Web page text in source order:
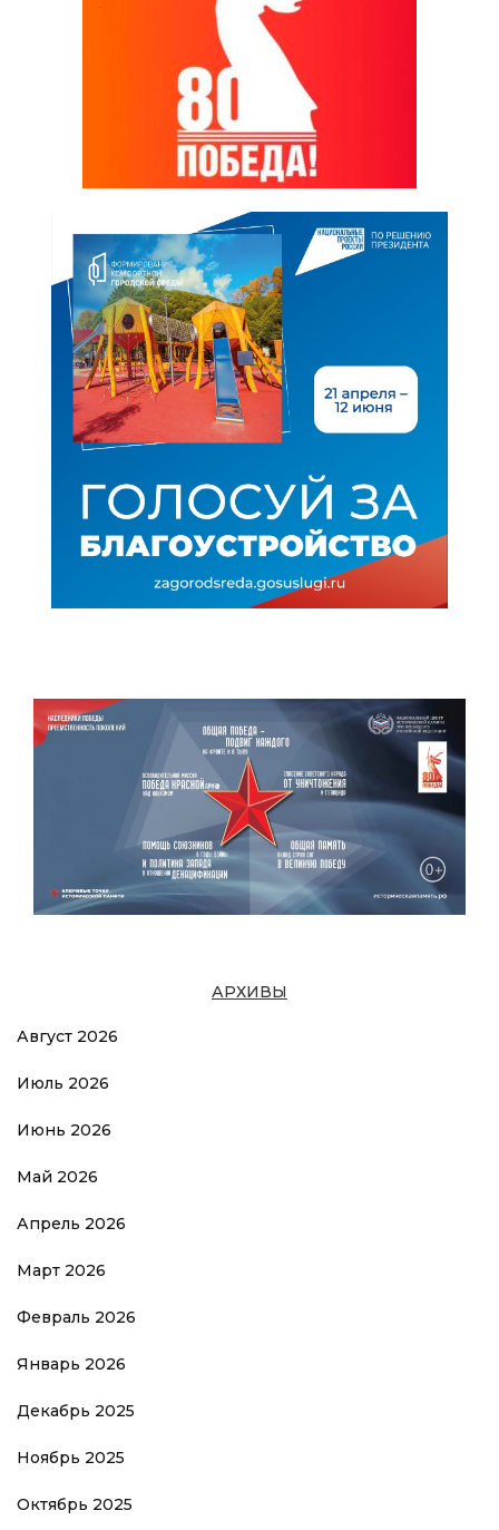
АРХИВЫ
Август 2026
Июль 2026
Июнь 2026
Май 2026
Апрель 2026
Март 2026
Февраль 2026
Январь 2026
Декабрь 2025
Ноябрь 2025
Октябрь 2025